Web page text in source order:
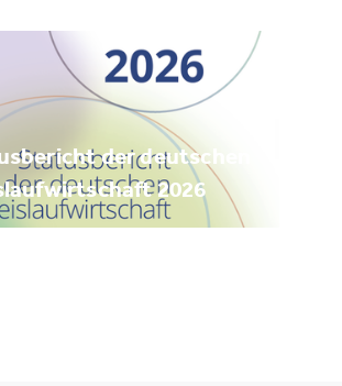
der deutschen
2026